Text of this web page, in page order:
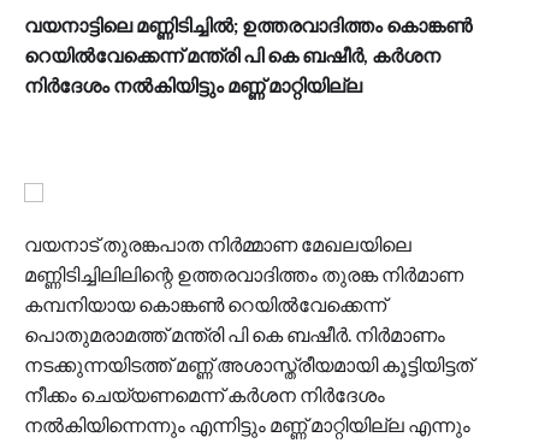
വയനാട്ടിലെ മണ്ണിടിച്ചിൽ; ഉത്തരവാദിത്തം കൊങ്കൺ
റെയിൽവേക്കെന്ന് മന്ത്രി പി കെ ബഷീർ, കർശന
നിർദേശം നൽകിയിട്ടും മണ്ണ് മാറ്റിയില്ല
വയനാട് തുരങ്കപാത നിർമ്മാണ മേഖലയിലെ
മണ്ണിടിച്ചിലിലിന്റെ ഉത്തരവാദിത്തം തുരങ്ക നിർമാണ
കമ്പനിയായ കൊങ്കൺ റെയിൽവേക്കെന്ന്
പൊതുമരാമത്ത് മന്ത്രി പി കെ ബഷീർ. നിർമാണം
നടക്കുന്നയിടത്ത് മണ്ണ് അശാസ്ത്രീയമായി കൂട്ടിയിട്ടത്
നീക്കം ചെയ്യണമെന്ന് കർശന നിർദേശം
നൽകിയിന്നെന്നും എന്നിട്ടും മണ്ണ് മാറ്റിയില്ല എന്നും